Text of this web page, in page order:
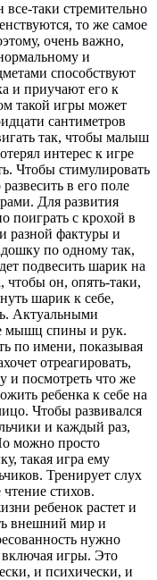
таки стремительно
то же самое
очень важно,
и
способствуют
и приучают его к
такой игры может
сантиметров
так, чтобы малыш
интерес к игре
Чтобы стимулировать
в его поле
Для развития
поиграть с крохой в
разной фактуры и
по одному так,
подвесить шарик на
чтобы он, опять-таки,
шарик к себе,
Актуальными
мышц спины и рук.
по имени, показывая
отреагировать,
и посмотреть что же
ребенка к себе на
Чтобы развивался
и каждый раз,
можно просто
такая игра ему
Тренирует слух
стихов.
ребенок растет и
внешний мир и
нужно
игры. Это
и психически, и